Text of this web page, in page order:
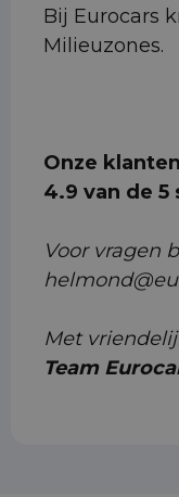
Bij Eurocars
Milieuzones.
Onze
4.9 van de 5
Voor vragen
Met
Team